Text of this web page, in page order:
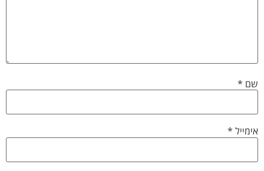
שם *
אימייל*